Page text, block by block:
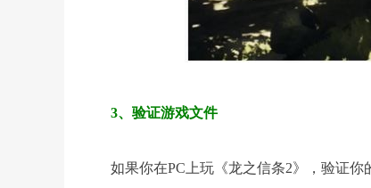
3、验证游戏文件
如果你在PC上玩《龙之信条2》，验证